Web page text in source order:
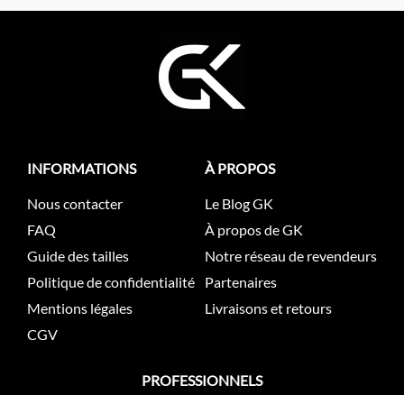
INFORMATIONS
Nous contacter
FAQ
Guide des tailles
Politique de confidentialité
Mentions légales
CGV
À PROPOS
Le Blog GK
À propos de GK
Notre réseau de revendeurs
Partenaires
Livraisons et retours
PROFESSIONNELS